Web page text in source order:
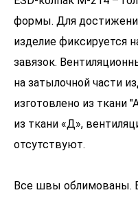
формы. Для
изделие фиксируется
завязок.
на затылочной части
изготовлено из ткани
из ткани «Д»,
отсутствуют.
Все швы облимованы.